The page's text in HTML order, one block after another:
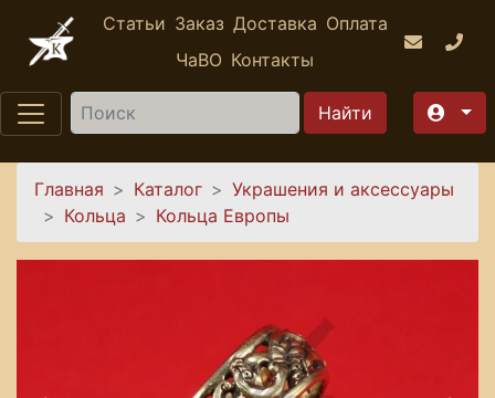
Перейти к основному содержанию
Статьи Заказ Доставка Оплата
ЧаВО Контакты
Найти
Вы здесь
Главная Каталог
Украшения и аксессуары
Кольца
Кольца Европы